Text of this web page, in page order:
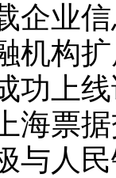
企业
机构
功上
海票
与人